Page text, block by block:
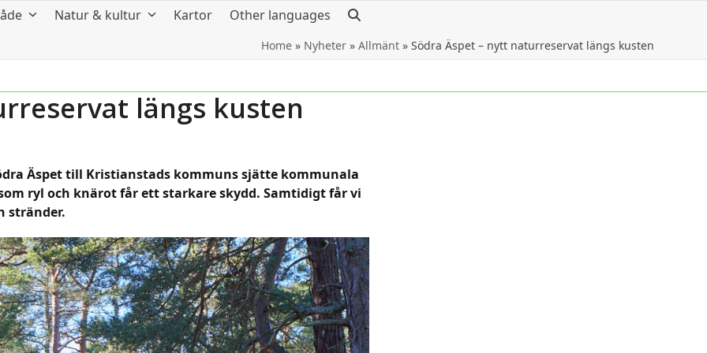
Natur & kultur Kartor Other languages
Home» Nyheter» Allmänt» Södra Äspet – nytt naturreservat längs kusten
längs kusten
Äspet till Kristianstads kommuns sjätte kommunala
ryl och knärot får ett starkare skydd. Samtidigt får vi
stränder.